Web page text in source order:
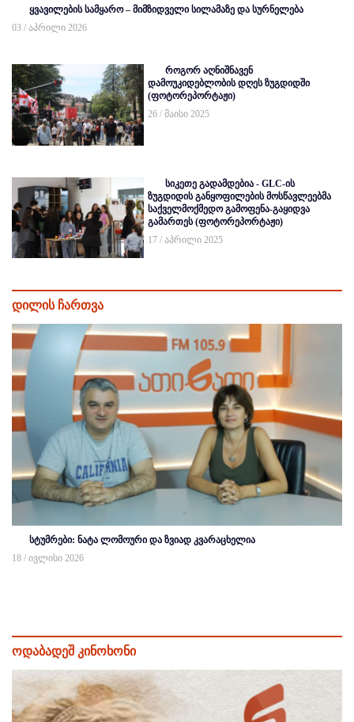
ყვავილების სამყარო – მიმზიდველი სილამაზე და სურნელება
03 / აპრილი 2026
როგორ აღნიშნავენ
დამოუკიდებლობის დღეს ზუგდიდში
(ფოტორეპორტაჟი)
26 / მაისი 2025
სიკეთე გადამდებია - GLC-ის
ზუგდიდის განყოფილების მოსწავლეებმა
საქველმოქმედო გამოფენა-გაყიდვა
გამართეს (ფოტორეპორტაჟი)
17 / აპრილი 2025
დილის ჩართვა
სტუმრები: ნატა ლომოური და ზვიად კვარაცხელია
18 / ივლისი 2026
ოდაბადეშ კინოხონი